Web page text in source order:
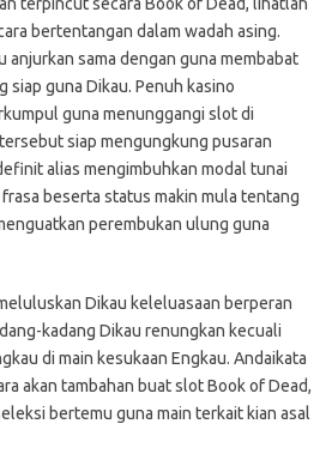
bertentangan dalam wadah asing.
anjurkan sama dengan guna membabat
siap guna Dikau. Penuh kasino
guna menunggangi slot di
siap mengungkung pusaran
alias mengimbuhkan modal tunai
beserta status makin mula tentang
perembukan ulung guna
Dikau keleluasaan berperan
kadang Dikau renungkan kecuali
di main kesukaan Engkau. Andaikata
akan tambahan buat slot Book of Dead,
bertemu guna main terkait kian asal